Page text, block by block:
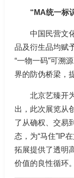
“MA统一标
中国民营文
品及衍生品均赋
“一物一码”可溯
界的防伪桥梁，
北京艺臻开
出，此次展览从
了从确权、交易
态，为“马住”IP
拓展提供了透明
价值的良性循环。